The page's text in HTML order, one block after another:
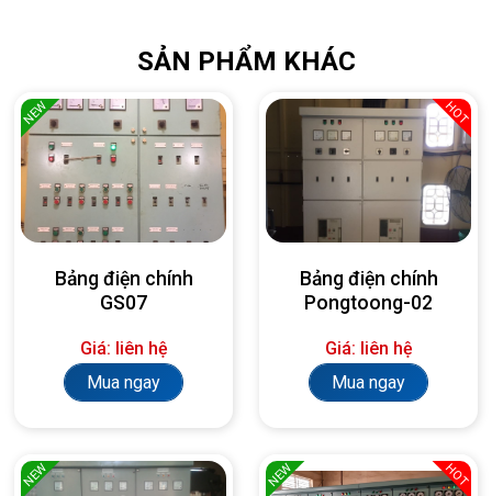
SẢN PHẨM KHÁC
NEW
Bảng điện chính
GS07
Giá: liên hệ
Mua ngay
HOT
Bảng điện chính
Pongtoong-02
Giá: liên hệ
Mua ngay
NEW NEW HOT